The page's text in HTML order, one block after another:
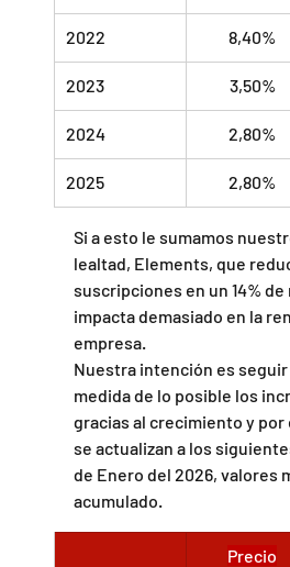
2022 8,40%
2023 3,50%
2024 2,80%
2025 2,80%
Si a esto le sumamos
lealtad, Elements, que
suscripciones en un 14%
impacta demasiado en la
empresa.
Nuestra intención es
medida de lo posible los
gracias al crecimiento y
se actualizan a los
de Enero del 2026, valores
acumulado.
Precio